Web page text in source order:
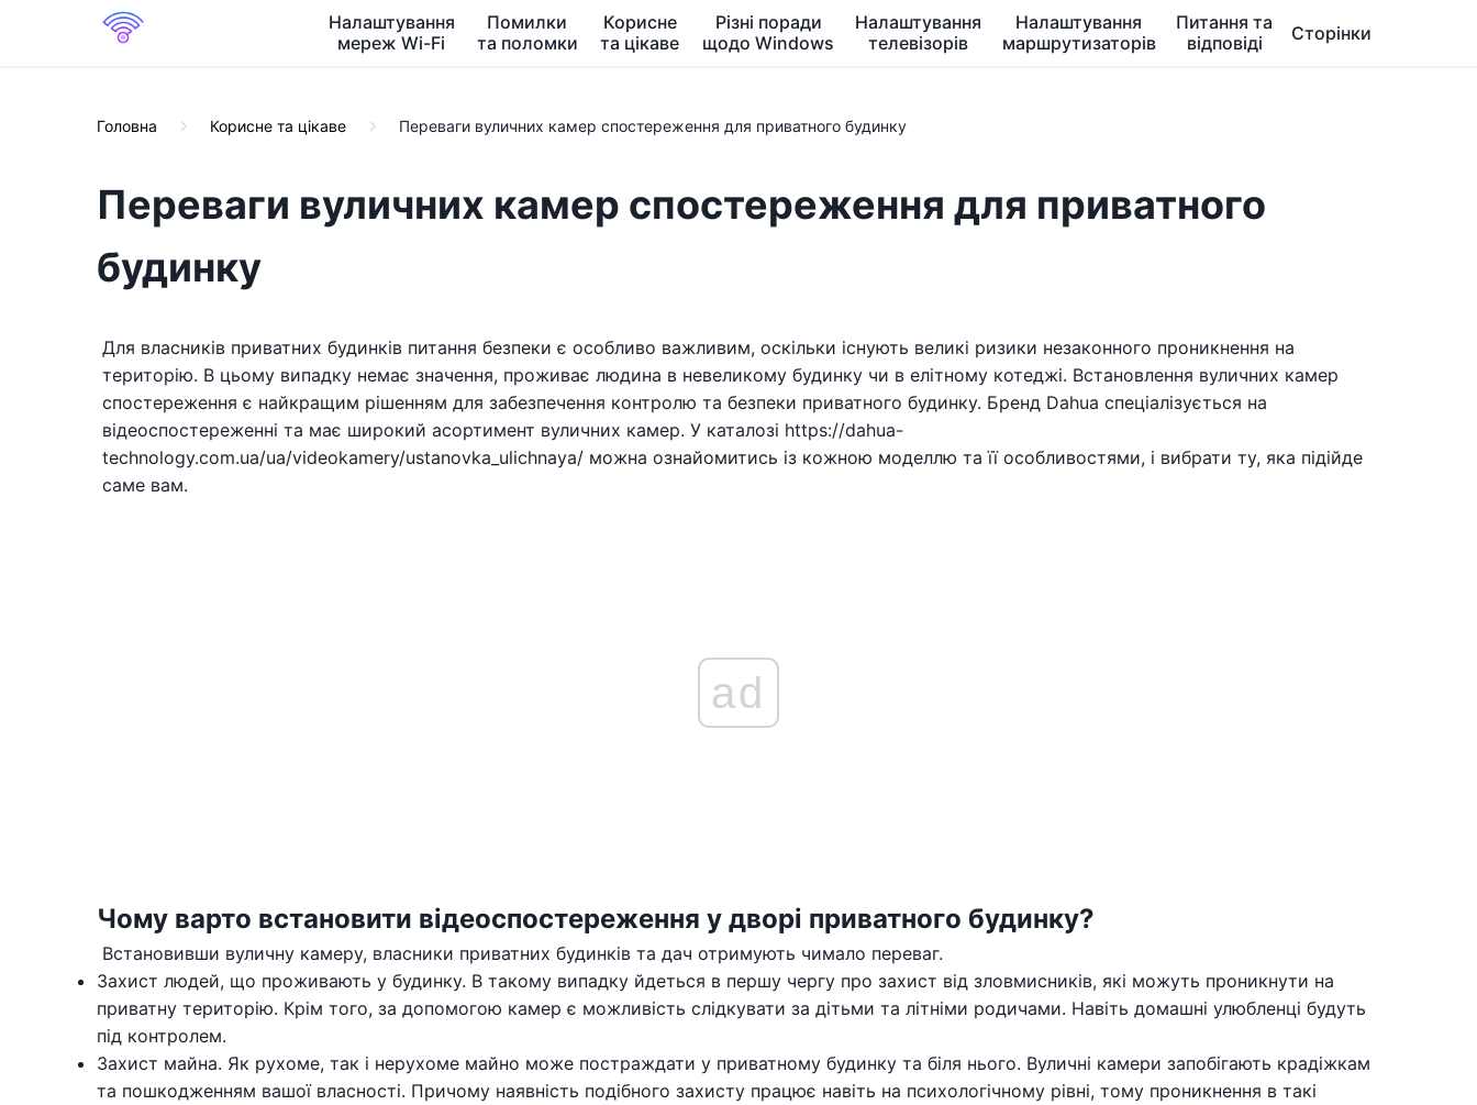
Налаштування
мереж Wi-Fi
Помилки
та поломки
Корисне
та цікаве
Різні поради
щодо Windows
Налаштування
телевізорів
Налаштування
маршрутизаторів
Питання та
відповіді
Сторінки
Головна Корисне та цікаве Переваги вуличних камер спостереження для приватного будинку
Переваги вуличних камер спостереження для приватного
будинку
Для власників приватних будинків питання безпеки є особливо важливим, оскільки існують великі ризики незаконного проникнення на
територію. В цьому випадку немає значення, проживає людина в невеликому будинку чи в елітному котеджі. Встановлення вуличних камер
спостереження є найкращим рішенням для забезпечення контролю та безпеки приватного будинку. Бренд Dahua спеціалізується на
відеоспостереженні та має широкий асортимент вуличних камер. У каталозі https://dahua-
technology.com.ua/ua/videokamery/ustanovka_ulichnaya/ можна ознайомитись із кожною моделлю та її особливостями, і вибрати ту, яка підійде
саме вам.
ad
Чому варто встановити відеоспостереження у дворі приватного будинку?
Встановивши вуличну камеру, власники приватних будинків та дач отримують чимало переваг.
Захист людей, що проживають у будинку. В такому випадку йдеться в першу чергу про захист від зловмисників, які можуть проникнути на
приватну територію. Крім того, за допомогою камер є можливість слідкувати за дітьми та літніми родичами. Навіть домашні улюбленці будуть
під контролем.
Захист майна. Як рухоме, так і нерухоме майно може постраждати у приватному будинку та біля нього. Вуличні камери запобігають крадіжкам
та пошкодженням вашої власності. Причому наявність подібного захисту працює навіть на психологічному рівні, тому проникнення в такі